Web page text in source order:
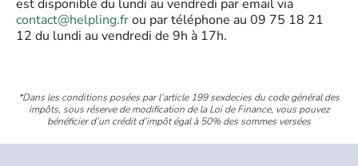
est disponible du lundi au vendredi par email via
contact@helpling.frou par téléphone au 09 75 18 21
12 du lundi au vendredi de 9h à 17h.
*Dans les conditions posées par l’article 199 sexdecies du code général des
impôts, sous réserve de modification de la Loi de Finance, vous pouvez
bénéficier d’un crédit d’impôt égal à 50% des sommes versées